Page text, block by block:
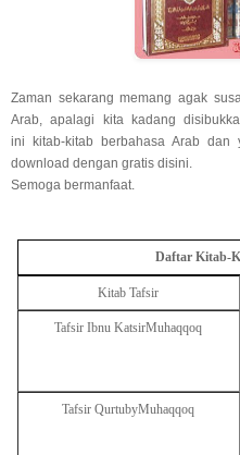
Zaman sekarang memang agak
Arab, apalagi kita kadang
ini kitab-kitab berbahasa Arab
download dengan gratis disini.
Semoga bermanfaat.
Daftar Kitab-
Kitab Tafsir
Tafsir Ibnu KatsirMuhaqqoq
Tafsir QurtubyMuhaqqoq